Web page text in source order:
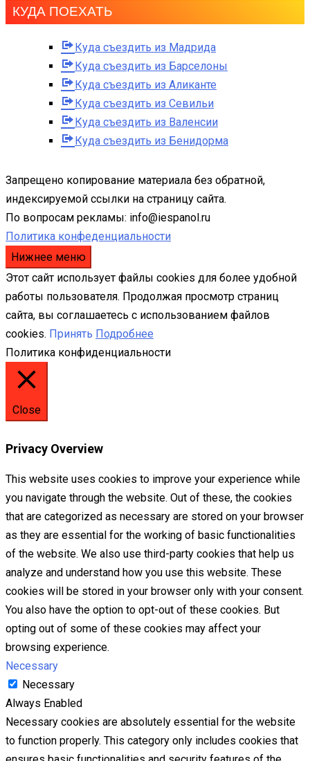
КУДА ПОЕХАТЬ
Куда съездить из Мадрида
Куда съездить из Барселоны
Куда съездить из Аликанте
Куда съездить из Севильи
Куда съездить из Валенсии
Куда съездить из Бенидорма
Запрещено копирование материала без обратной,
индексируемой ссылки на страницу сайта.
По вопросам рекламы: info@iespanol.ru
Политика конфеденциальности
Нижнее меню
Этот сайт использует файлы cookies для более удобной
работы пользователя. Продолжая просмотр страниц
сайта, вы соглашаетесь с использованием файлов
cookies. Принять Подробнее
Политика конфиденциальности
Close
Privacy Overview
This website uses cookies to improve your experience while
you navigate through the website. Out of these, the cookies
that are categorized as necessary are stored on your browser
as they are essential for the working of basic functionalities
of the website. We also use third-party cookies that help us
analyze and understand how you use this website. These
cookies will be stored in your browser only with your consent.
You also have the option to opt-out of these cookies. But
opting out of some of these cookies may affect your
browsing experience.
Necessary
Necessary
Always Enabled
Necessary cookies are absolutely essential for the website
to function properly. This category only includes cookies that